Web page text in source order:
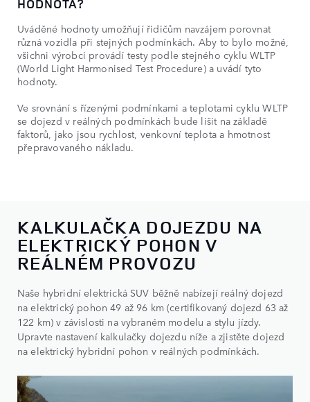
HODNOTA?
Uváděné hodnoty umožňují řidičům navzájem porovnat
různá vozidla při stejných podmínkách. Aby to bylo možné,
všichni výrobci provádí testy podle stejného cyklu WLTP
(World Light Harmonised Test Procedure) a uvádí tyto
hodnoty.
Ve srovnání s řízenými podmínkami a teplotami cyklu WLTP
se dojezd v reálných podmínkách bude lišit na základě
faktorů, jako jsou rychlost, venkovní teplota a hmotnost
přepravovaného nákladu.
KALKULAČKA DOJEZDU NA
ELEKTRICKÝ POHON V
REÁLNÉM PROVOZU
Naše hybridní elektrická SUV běžně nabízejí reálný dojezd
na elektrický pohon 49 až 96 km (certifikovaný dojezd 63 až
122 km) v závislosti na vybraném modelu a stylu jízdy.
Upravte nastavení kalkulačky dojezdu níže a zjistěte dojezd
na elektrický hybridní pohon v reálných podmínkách.